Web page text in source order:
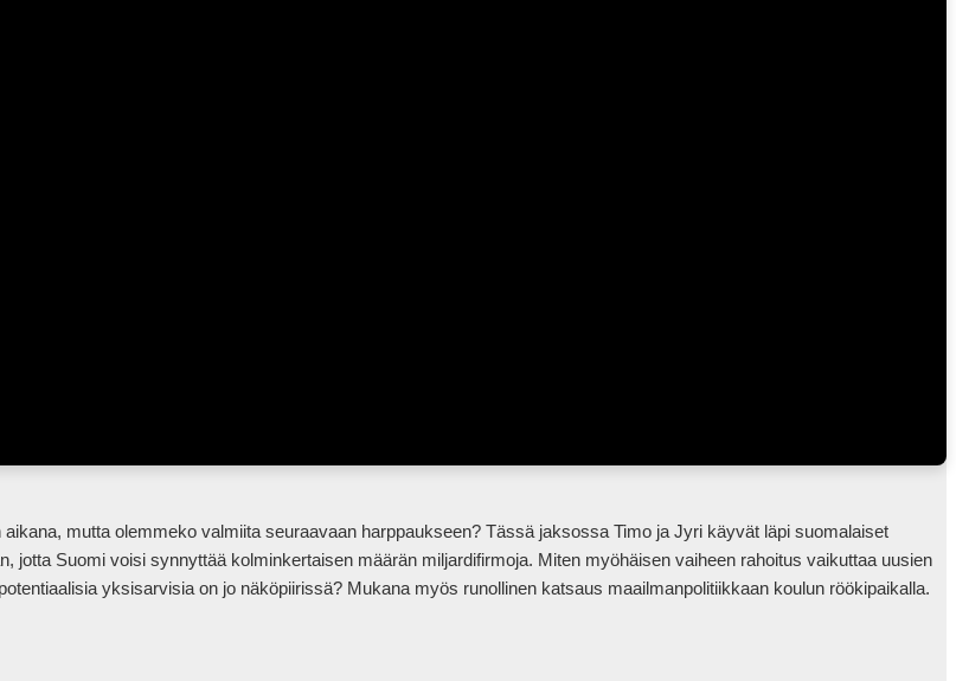
Suomi voisi synnyttää kolminkertaisen määrän miljardifirmoja. Miten myöhäisen vaiheen rahoitus vaikuttaa uusien